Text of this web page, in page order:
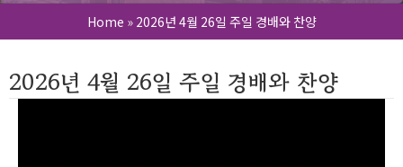
Home » 2026년 4월 26일 주일 경배와 찬양
2026년 4월 26일 주일 경배와 찬양